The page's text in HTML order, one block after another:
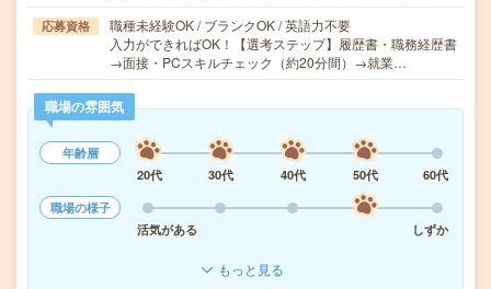
応募資格
職種未経験OK / ブランクOK / 英語力不要
入力ができればOK！【選考ステップ】履歴書・職務経歴書
→面接・PCスキルチェック（約20分間）→就業…
職場の雰囲気
年齢層
20代
30代 40代 50代
60代
職場の様子
活気がある
しずか
もっと見る